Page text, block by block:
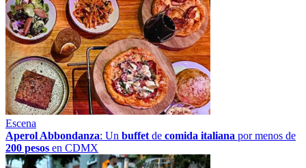
Escena
Aperol Abbondanza: Un buffet de comida italiana por menos de
200 pesos en CDMX